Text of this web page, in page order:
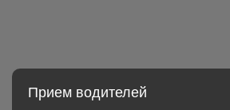
Прием водителей